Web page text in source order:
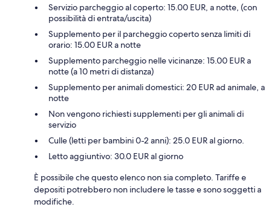
Servizio parcheggio al coperto: 15.00 EUR, a notte, (con
possibilità di entrata/uscita)
Supplemento per il parcheggio coperto senza limiti di
orario: 15.00 EUR a notte
Supplemento parcheggio nelle vicinanze: 15.00 EUR a
notte (a 10 metri di distanza)
Supplemento per animali domestici: 20 EUR ad animale, a
notte
Non vengono richiesti supplementi per gli animali di
servizio
Culle (letti per bambini 0-2 anni): 25.0 EUR al giorno.
Letto aggiuntivo: 30.0 EUR al giorno
È possibile che questo elenco non sia completo. Tariffe e
depositi potrebbero non includere le tasse e sono soggetti a
modifiche.